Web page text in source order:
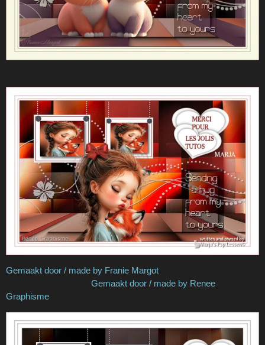
Gemaakt door / made by Franie Margot
Gemaakt door / made by Renee
Graphisme